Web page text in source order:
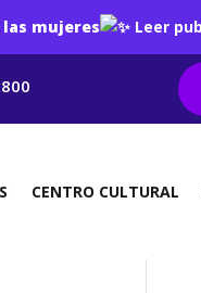
mujeres Leer
CENTRO CULTURAL